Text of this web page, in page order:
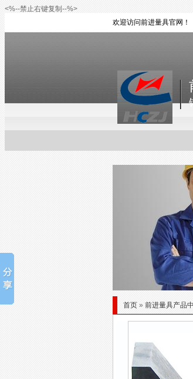
<%--禁止右键复制--%>
欢迎访问前进量具官网！
首页»前进量具产品